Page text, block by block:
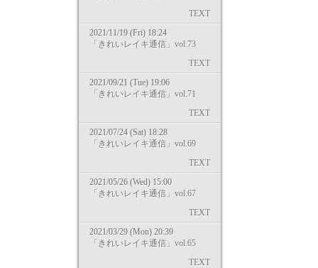
TEXT
2021/11/19 (Fri) 18:24
「きれいレイキ通信」vol.73
TEXT
2021/09/21 (Tue) 19:06
「きれいレイキ通信」vol.71
TEXT
2021/07/24 (Sat) 18:28
「きれいレイキ通信」vol.69
TEXT
2021/05/26 (Wed) 15:00
「きれいレイキ通信」vol.67
TEXT
2021/03/29 (Mon) 20:39
「きれいレイキ通信」vol.65
TEXT